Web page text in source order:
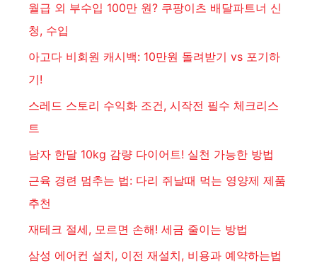
월급 외 부수입 100만 원? 쿠팡이츠 배달파트너 신
청, 수입
아고다 비회원 캐시백: 10만원 돌려받기 vs 포기하
기!
스레드 스토리 수익화 조건, 시작전 필수 체크리스
트
남자 한달 10kg 감량 다이어트! 실천 가능한 방법
근육 경련 멈추는 법: 다리 쥐날때 먹는 영양제 제품
추천
재테크 절세, 모르면 손해! 세금 줄이는 방법
삼성 에어컨 설치, 이전 재설치, 비용과 예약하는법